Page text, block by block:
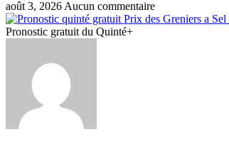
août 3, 2026 Aucun commentaire
Pronostic gratuit du Quinté+